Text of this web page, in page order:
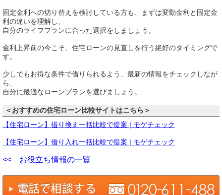
固定金利への切り替えを検討している方も、まずは変動金利と固定金
利の違いを理解し、
自分のライフプランに合った選択をしましょう。
金利上昇前の今こそ、住宅ローンの見直しを行う絶好のタイミングで
す。
少しでもお得な条件で借りられるよう、最新の情報をチェックしなが
ら、
自分に最適なローンプランを選びましょう。
＜おすすめの住宅ローン比較サイトはこちら＞
【住宅ローン】借り換え一括比較で提案 | モゲチェック
【住宅ローン】借り入れ一括比較で提案 | モゲチェック
<< お役立ち情報の一覧